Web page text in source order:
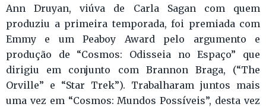
Ann Druyan, viúva de Carla Sagan com quem
produziu a primeira temporada, foi premiada com
Emmy e um Peaboy Award pelo argumento e
produção de “Cosmos: Odisseia no Espaço” que
dirigiu em conjunto com Brannon Braga, (“The
Orville” e “Star Trek”). Trabalharam juntos mais
uma vez em “Cosmos: Mundos Possíveis”, desta vez